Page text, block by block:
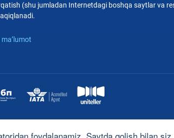
(shu jumladan Internetdagi boshqa saytlar va